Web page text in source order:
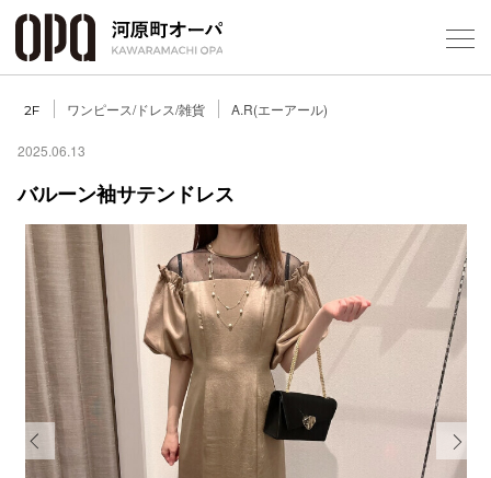
2F ワンピース/ドレス/雑貨 A.R(エーアール)
2025.06.13
バルーン袖サテンドレス
Previous Next
フロア
ショッ
レスト
施設案内
アクセ